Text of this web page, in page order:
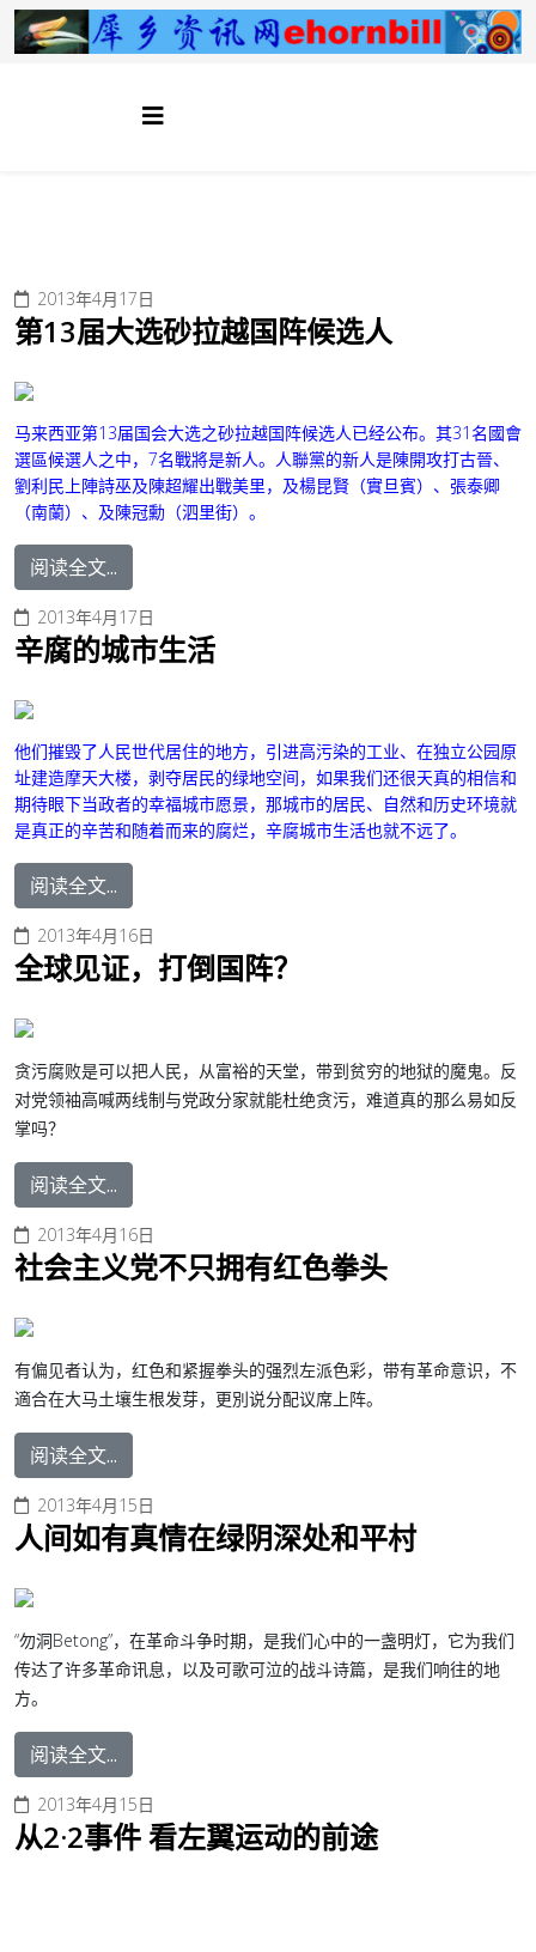
2013年4月17日
第13届大选砂拉越国阵候选人
马来西亚第13届国会大选之砂拉越国阵候选人已经公布。其31名國會
選區候選人之中，7名戰將是新人。人聯黨的新人是陳開攻打古晉、
劉利民上陣詩巫及陳超耀出戰美里，及楊昆賢（實旦賓）、張泰卿
（南蘭）、及陳冠勳（泗里街）。
阅读全文...
2013年4月17日
辛腐的城市生活
他们摧毁了人民世代居住的地方，引进高污染的工业、在独立公园原
址建造摩天大楼，剥夺居民的绿地空间， 如果我们还很天真的相信和
期待眼下当政者的幸福城市愿景，那城市的居民、自然和历史环境就
是真正的辛苦和随着而来的腐烂，辛腐城市生活也就不远了。
阅读全文...
2013年4月16日
全球见证，打倒国阵？
贪污腐败是可以把人民，从富裕的天堂，带到贫穷的地狱的魔鬼。反
对党领袖高喊两线制与党政分家就能杜绝贪污，难道真的那么易如反
掌吗？
阅读全文...
2013年4月16日
社会主义党不只拥有红色拳头
有偏见者认为，红色和紧握拳头的强烈左派色彩，带有革命意识，不
適合在大马土壤生根发芽，更別说分配议席上阵。
阅读全文...
2013年4月15日
人间如有真情在绿阴深处和平村
“勿洞Betong”，在革命斗争时期，是我们心中的一盏明灯，它为我们
传达了许多革命讯息，以及可歌可泣的战斗诗篇，是我们响往的地
方。
阅读全文...
2013年4月15日
从2·2事件 看左翼运动的前途